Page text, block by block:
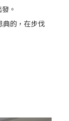
儀
。
典的，在步伐